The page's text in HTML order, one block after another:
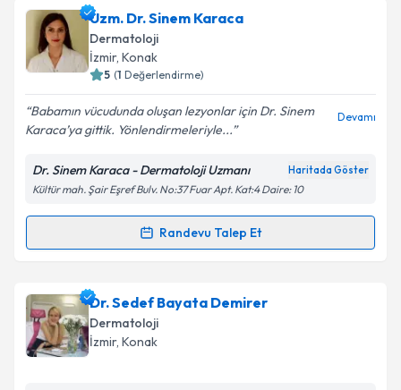
Uzm. Dr. Orhan Demireriçin randevu takvimi talebi
oluşturun. Size bu uzmandan randevu almanız için bir
takvim hazırlandığında e-posta ile bilgilendireceğiz.
Kişisel verilerimin işlenmesine ilişkin
Aydınlatma
Metni'ni okudum ve kişisel verilerimin belirtilen
kapsamda işlenmesini kabul ediyorum.
Uzm. Dr. Sinem Karaca
Dermatoloji
İzmir, Konak
5 (1 Değerlendirme)
Babamın vücudunda oluşan lezyonlar için Dr. Sinem
Karaca’ya gittik. Yönlendirmeleriyle...
Devamı
Dr. Sinem Karaca - Dermatoloji Uzmanı Haritada Göster
Kültür mah. Şair Eşref Bulv. No:37 Fuar Apt. Kat:4 Daire: 10
Randevu Talep Et
Randevu Takvimi Talebi
Uzm. Dr. Sinem Karacaiçin randevu takvimi talebi
oluşturun. Size bu uzmandan randevu almanız için bir
takvim hazırlandığında e-posta ile bilgilendireceğiz.
Dr. Sedef Bayata Demirer
Dermatoloji
İzmir, Konak